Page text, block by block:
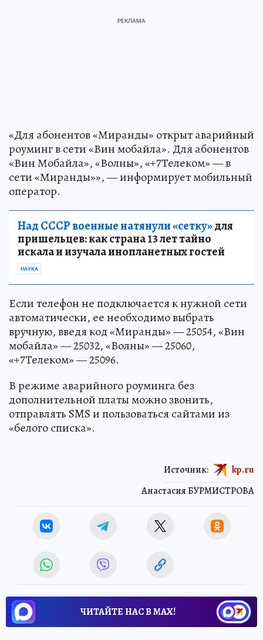
«Для абонентов «Миранды» открыт аварийный
роуминг в сети «Вин мобайла». Для абонентов
«Вин Мобайла», «Волны», «+7Телеком» — в
сети «Миранды»», — информирует мобильный
оператор.
Над СССР военные натянули «сетку»для
пришельцев: как страна 13 лет тайно
искала и изучала инопланетных гостей
НАУКА
Если телефон не подключается к нужной сети
автоматически, ее необходимо выбрать
вручную, введя код «Миранды» — 25054, «Вин
мобайла» — 25032, «Волны» — 25060,
«+7Телеком» — 25096.
В режиме аварийного роуминга без
дополнительной платы можно звонить,
отправлять SMS и пользоваться сайтами из
«белого списка».
Анастасия БУРМИСТРОВА
Источник: kp.ru
ЧИТАЙТЕ НАС В МАХ!